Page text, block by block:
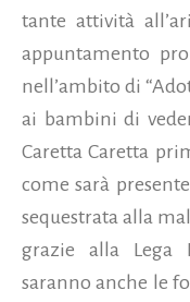
tante attività
appuntamento
nell’ambito di
ai bambini di
Caretta Caretta
come sarà
sequestrata alla
grazie alla Lega
saranno anche le